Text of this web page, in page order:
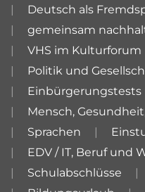
Deutsch als
gemeinsam
VHS im Kulturforum
Politik und
Einbürgerungstests
Mensch,
Sprachen
EDV / IT, Beruf und
Schulabschlüsse